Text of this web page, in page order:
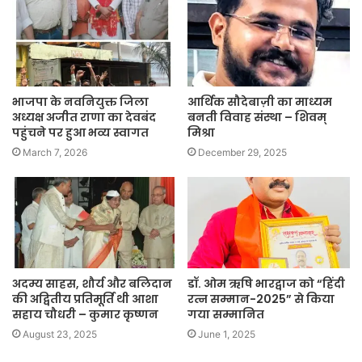
भाजपा के नवनियुक्त जिला
अध्यक्ष अजीत राणा का देवबंद
पहुंचने पर हुआ भव्य स्वागत
March 7, 2026
आर्थिक सौदेबाज़ी का माध्यम
बनती विवाह संस्था – शिवम्
मिश्रा
December 29, 2025
अदम्य साहस, शौर्य और बलिदान
की अद्वितीय प्रतिमूर्ति थी आशा
सहाय चौधरी – कुमार कृष्णन
August 23, 2025
डॉ. ओम ऋषि भारद्वाज को “हिंदी
रत्न सम्मान-2025” से किया
गया सम्मानित
June 1, 2025